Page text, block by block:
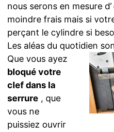
nous serons en mesure d’
moindre frais mais si
perçant le cylindre si
Les aléas du quotidien
Que vous ayez
bloqué votre
clef dans la
serrure , que
vous ne
puissiez ouvrir